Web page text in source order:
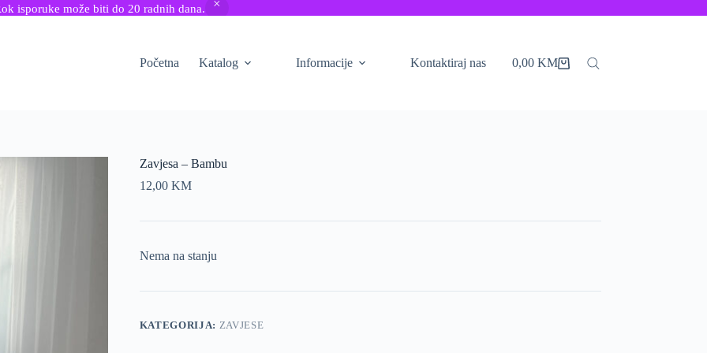
isporuke može biti do 20 radnih dana.
Početna
Katalog Informacije Kontaktiraj nas
Shopping
0,00 KM
Zavjesa – Bambu
12,00 KM
Nema na stanju
KATEGORIJA: ZAVJESE